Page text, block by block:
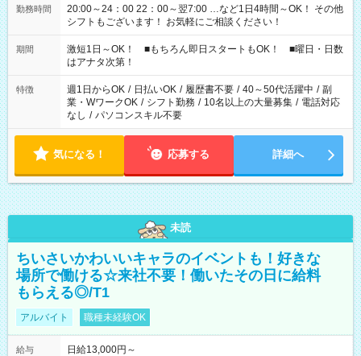
勤務時間
20:00～24：00 22：00～翌7:00 …など1日4時間～OK！ その他
シフトもございます！ お気軽にご相談ください！
期間
激短1日～OK！ ■もちろん即日スタートもOK！ ■曜日・日数
はアナタ次第！
特徴 週1日からOK / 日払いOK / 履歴書不要 / 40～50代活躍中 / 副
業・WワークOK / シフト勤務 / 10名以上の大量募集 / 電話対応
なし / パソコンスキル不要
気になる！ 応募する 詳細へ
未読
ちいさいかわいいキャラのイベントも！好きな
場所で働ける☆来社不要！働いたその日に給料
もらえる◎/T1
アルバイト 職種未経験OK
給与
日給13,000円～